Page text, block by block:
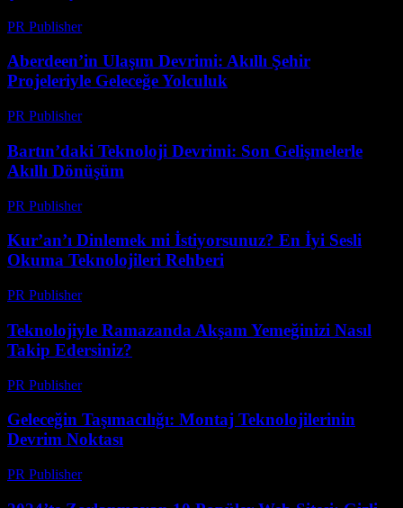
PR Publisher-
Aberdeen’in Ulaşım Devrimi: Akıllı Şehir
Projeleriyle Geleceğe Yolculuk
PR Publisher-
Bartın’daki Teknoloji Devrimi: Son Gelişmelerle
Akıllı Dönüşüm
PR Publisher-
Kur’an’ı Dinlemek mi İstiyorsunuz? En İyi Sesli
Okuma Teknolojileri Rehberi
PR Publisher-
Teknolojiyle Ramazanda Akşam Yemeğinizi Nasıl
Takip Edersiniz?
PR Publisher-
Geleceğin Taşımacılığı: Montaj Teknolojilerinin
Devrim Noktası
PR Publisher-